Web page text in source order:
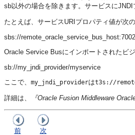
sb以外の場合を除きます。サービスに
たとえば、サービスURIプロパティ値が次
sbs://
Oracle Service Busにインポートされたビ
sb://my_jndi_provider/myservice
ここで、 my_jndi_providerはt3s://
詳細は、 『Oracle Fusion Middleware
前 次